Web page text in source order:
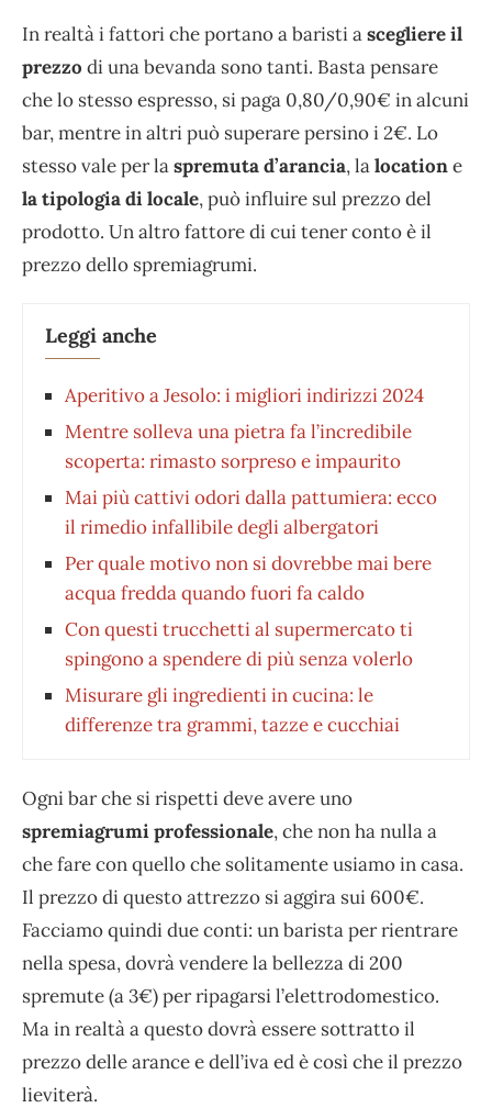
In realtà i fattori che portano a baristi ascegliere il
prezzo di una bevanda sono tanti. Basta pensare
che lo stesso espresso, si paga 0,80/0,90€ in alcuni
bar, mentre in altri può superare persino i 2€. Lo
stesso vale per laspremuta d’arancia, lalocatione
la tipologia di locale, può influire sul prezzo del
prodotto. Un altro fattore di cui tener conto è il
prezzo dello spremiagrumi.
Leggi anche
Aperitivo a Jesolo: i migliori indirizzi 2024
Mentre solleva una pietra fa l’incredibile
scoperta: rimasto sorpreso e impaurito
Mai più cattivi odori dalla pattumiera: ecco
il rimedio infallibile degli albergatori
Per quale motivo non si dovrebbe mai bere
acqua fredda quando fuori fa caldo
Con questi trucchetti al supermercato ti
spingono a spendere di più senza volerlo
Misurare gli ingredienti in cucina: le
differenze tra grammi, tazze e cucchiai
Ogni bar che si rispetti deve avere uno
spremiagrumi professionale, che non ha nulla a
che fare con quello che solitamente usiamo in casa.
Il prezzo di questo attrezzo si aggira sui 600€.
Facciamo quindi due conti: un barista per rientrare
nella spesa, dovrà vendere la bellezza di 200
spremute (a 3€) per ripagarsi l’elettrodomestico.
Ma in realtà a questo dovrà essere sottratto il
prezzo delle arance e dell’iva ed è così che il prezzo
lieviterà.